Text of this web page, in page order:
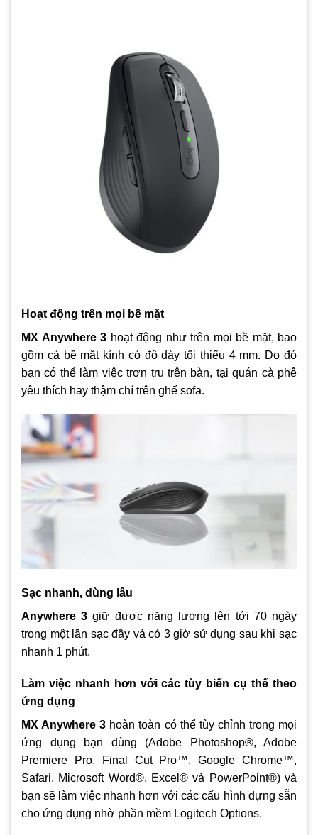
Hoạt động trên mọi bề mặt
MX Anywhere 3 hoạt động như trên mọi bề mặt, bao
gồm cả bề mặt kính có độ dày tối thiểu 4 mm. Do đó
bạn có thể làm việc trơn tru trên bàn, tại quán cà phê
yêu thích hay thậm chí trên ghế sofa.
Sạc nhanh, dùng lâu
Anywhere 3 giữ được năng lượng lên tới 70 ngày
trong một lần sạc đầy và có 3 giờ sử dụng sau khi sạc
nhanh 1 phút.
Làm việc nhanh hơn với các tùy biến cụ thể theo
ứng dụng
MX Anywhere 3 hoàn toàn có thể tùy chỉnh trong mọi
ứng dụng bạn dùng (Adobe Photoshop®, Adobe
Premiere Pro, Final Cut Pro™, Google Chrome™,
Safari, Microsoft Word®, Excel® và PowerPoint®) và
bạn sẽ làm việc nhanh hơn với các cấu hình dựng sẵn
cho ứng dụng nhờ phần mềm Logitech Options.